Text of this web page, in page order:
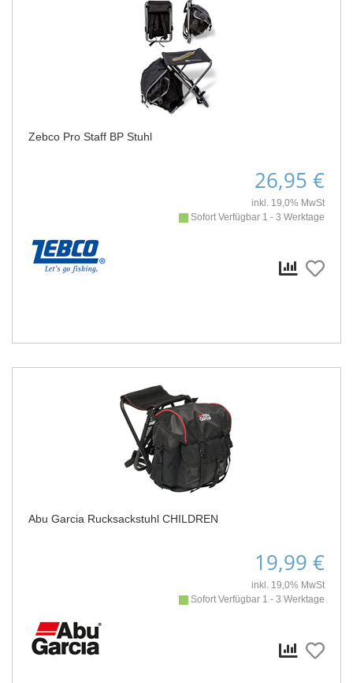
Zebco Pro Staff BP Stuhl
26,95 €
inkl. 19,0% MwSt
Sofort Verfügbar 1 - 3 Werktage
Abu Garcia Rucksackstuhl CHILDREN
19,99 €
inkl. 19,0% MwSt
Sofort Verfügbar 1 - 3 Werktage